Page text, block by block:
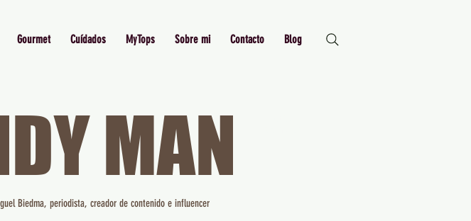
Gourmet Cuídados MyTops Sobre mi Contacto Blog
Biedma, periodista, creador de contenido e influencer
MAN